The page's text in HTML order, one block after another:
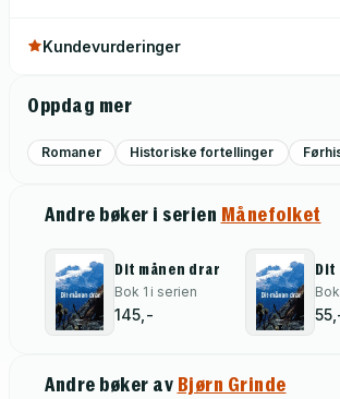
Kundevurderinger
Oppdag mer
Romaner Historiske fortellinger
Andre bøker i serien Månefolket
Dit månen drar
Bok 1 i serien
145,-
Dit
Andre bøker av Bjørn Grinde